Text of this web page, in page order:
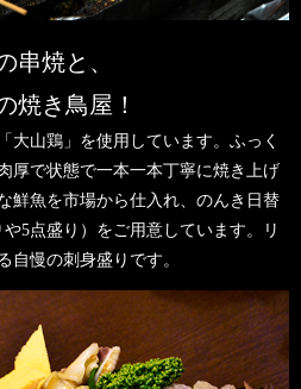
串焼と、
焼き鳥屋！
大山鶏」を使用しています。ふっく
厚で状態で一本一本丁寧に焼き上げ
鮮魚を市場から仕入れ、のんき日替
5点盛り）をご用意しています。リ
自慢の刺身盛りです。